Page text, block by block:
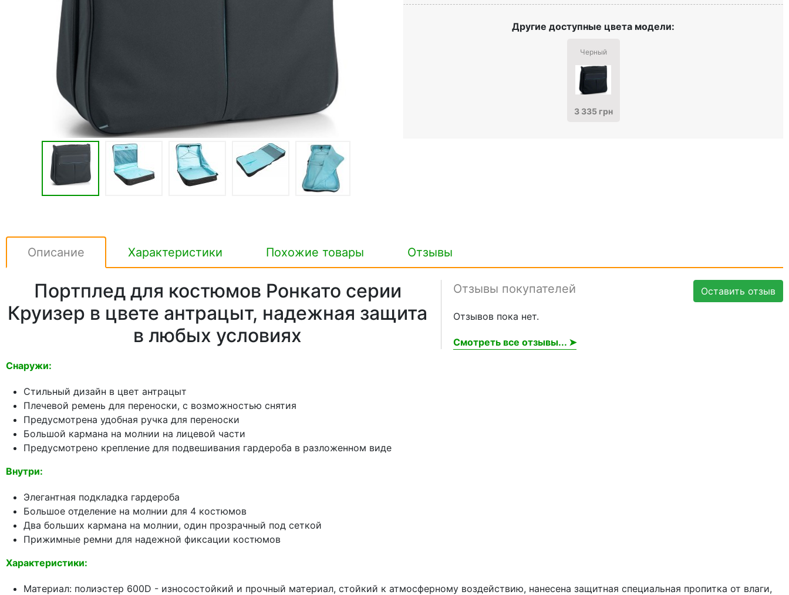
Другие доступные цвета модели:
Черный
3 335 грн
Описание Характеристики Похожие товары Отзывы
Оставить отзыв
Отзывы покупателей
Отзывов пока нет.
Смотреть все отзывы... ➤
Портплед для костюмов Ронкато серии
Круизер в цвете антрацыт, надежная защита
в любых условиях
Снаружи:
Стильный дизайн в цвет антрацыт
Плечевой ремень для переноски, с возможностью снятия
Предусмотрена удобная ручка для переноски
Большой кармана на молнии на лицевой части
Предусмотрено крепление для подвешивания гардероба в разложенном виде
Внутри:
Элегантная подкладка гардероба
Большое отделение на молнии для 4 костюмов
Два больших кармана на молнии, один прозрачный под сеткой
Прижимные ремни для надежной фиксации костюмов
Характеристики:
Материал: полиэстер 600D - износостойкий и прочный материал, стойкий к атмосферному воздействию, нанесена защитная специальная пропитка от влаги,